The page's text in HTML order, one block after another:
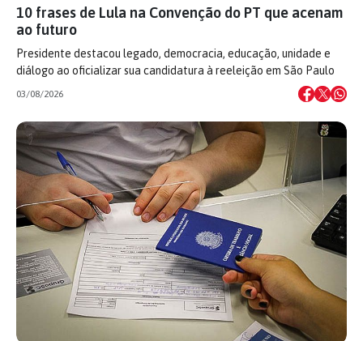
10 frases de Lula na Convenção do PT que acenam
ao futuro
Presidente destacou legado, democracia, educação, unidade e
diálogo ao oficializar sua candidatura à reeleição em São Paulo
03/08/2026